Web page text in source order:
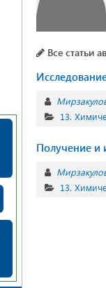
Все статьи
13.
Получение и
13.